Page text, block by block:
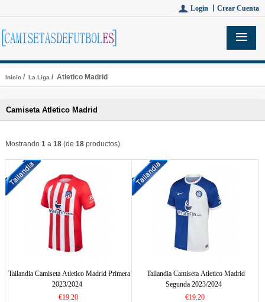
Login 丨 Crear Cuenta
Inicio/ La Liga/ Atletico Madrid
Camiseta Atletico Madrid
Mostrando 1a 18(de 18productos)
Tailandia Camiseta Atletico Madrid Primera
2023/2024
€19.20
Tailandia Camiseta Atletico Madrid
Segunda 2023/2024
€19.20